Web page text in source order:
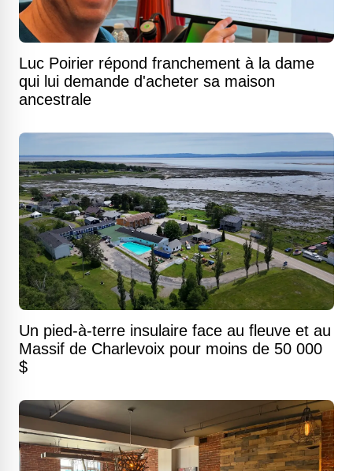
Luc Poirier répond franchement à la dame
qui lui demande d'acheter sa maison
ancestrale
Un pied-à-terre insulaire face au fleuve et au
Massif de Charlevoix pour moins de 50 000
$